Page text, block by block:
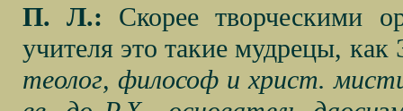
П. Л.: Скорее творческими
учителя это такие мудрецы,
теолог, философ и христ.